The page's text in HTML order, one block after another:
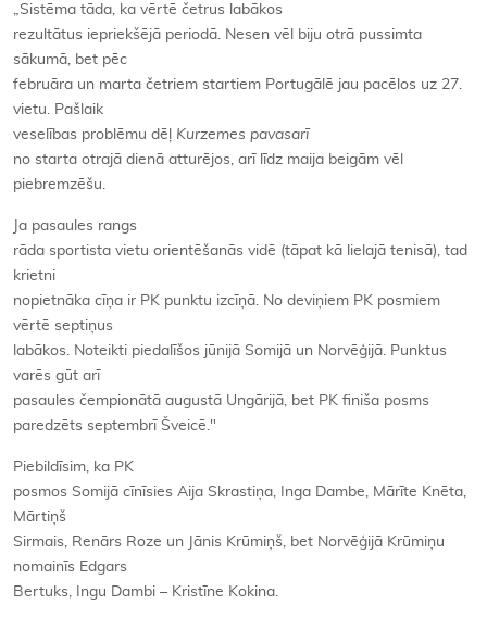
„Sistēma tāda, ka vērtē četrus labākos
rezultātus iepriekšējā periodā. Nesen vēl biju otrā pussimta
sākumā, bet pēc
februāra un marta četriem startiem Portugālē jau pacēlos uz 27.
vietu. Pašlaik
veselības problēmu dēļ Kurzemes pavasarī
no starta otrajā dienā atturējos, arī līdz maija beigām vēl
piebremzēšu.
Ja pasaules rangs
rāda sportista vietu orientēšanās vidē (tāpat kā lielajā tenisā), tad
krietni
nopietnāka cīņa ir PK punktu izcīņā. No deviņiem PK posmiem
vērtē septiņus
labākos. Noteikti piedalīšos jūnijā Somijā un Norvēģijā. Punktus
varēs gūt arī
pasaules čempionātā augustā Ungārijā, bet PK finiša posms
paredzēts septembrī Šveicē."
Piebildīsim, ka PK
posmos Somijā cīnīsies Aija Skrastiņa, Inga Dambe, Mārīte Knēta,
Mārtiņš
Sirmais, Renārs Roze un Jānis Krūmiņš, bet Norvēģijā Krūmiņu
nomainīs Edgars
Bertuks, Ingu Dambi – Kristīne Kokina.